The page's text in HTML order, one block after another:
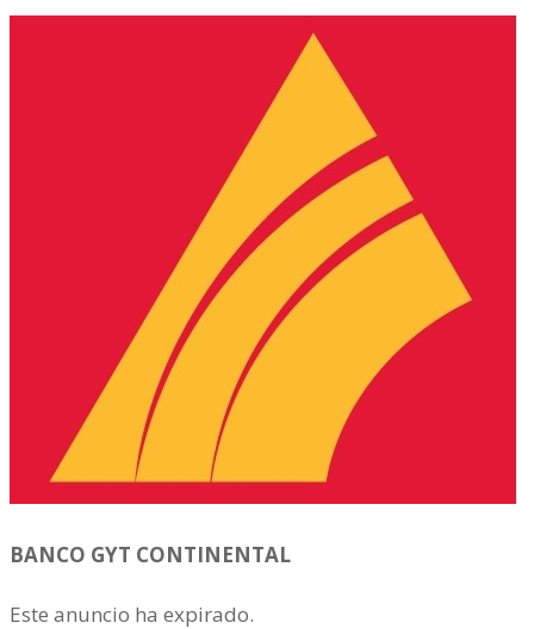
BANCO GYT CONTINENTAL
Este anuncio ha expirado.